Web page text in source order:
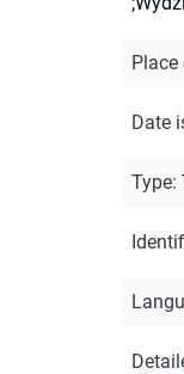
Date
Type: